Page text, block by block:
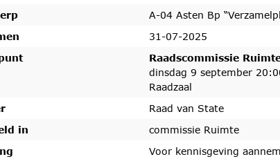
A-04 Asten Bp
31-07-2025
Raadscommissie
dinsdag 9 september
Raadzaal
Raad van State
in
commissie Ruimte
Voor kennisgeving